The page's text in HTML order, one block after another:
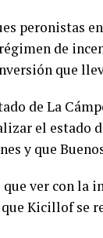
peronistas
de
que
de La
el estado
y que
ver con la
Kicillof se